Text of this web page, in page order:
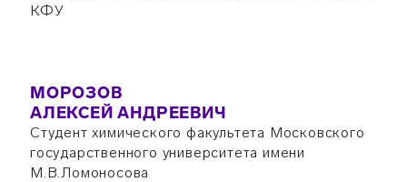
КФУ
МОРОЗОВ
АЛЕКСЕЙ АНДРЕЕВИЧ
Студент химического факультета Московского
государственного университета имени
М.В.Ломоносова